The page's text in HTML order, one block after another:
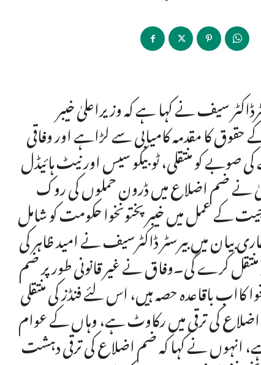
سیف نے کہا ہے کہ وزیراعلیٰ خیبر
کا مقدمہ کامیابی سے لڑاہے اور وفاقی
کو منتقلی، ٹوبیکو سیس اور نیٹ ہائیڈل
نے ضم اضلاع میں ڈرون حملوں کی روک
کے عمل میں خیبر پختونخوا حکومت کو شامل
میں بیرسٹر ڈاکٹرسیف نے امید ظاہر کی
کرے گی۔وفاق نے غیر قانونی طور پر ضم
باقاعدہ حصہ ہیں، اس لئے فنڈز کی منتقلی
اضلاع کی ترقی میں رکاوٹ ہے، وہاں کے عوام
انہوں نے کہا کہ ضم اضلاع کی ترقی دہشت